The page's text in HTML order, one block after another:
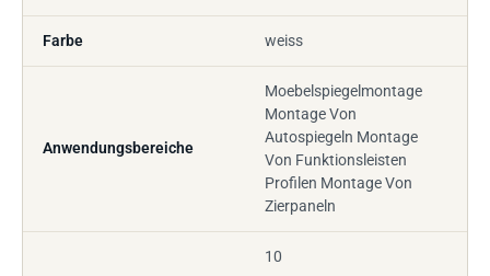
Farbe weiss
Anwendungsbereiche
Moebelspiegelmontage
Montage Von
Autospiegeln Montage
Von Funktionsleisten
Profilen Montage Von
Zierpaneln
10